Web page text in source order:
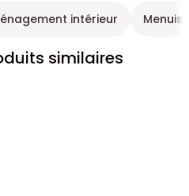
intérieur
similaires